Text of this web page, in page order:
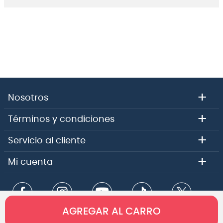
AGREGAR AL CARRO
Nosotros +
Términos y condiciones +
Servicio al cliente +
Mi cuenta +